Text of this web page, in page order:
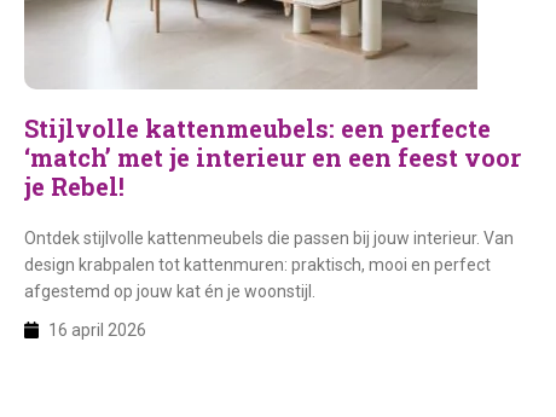
Stijlvolle kattenmeubels: een perfecte
‘match’ met je interieur en een feest voor
je Rebel!
Ontdek stijlvolle kattenmeubels die passen bij jouw interieur. Van
design krabpalen tot kattenmuren: praktisch, mooi en perfect
afgestemd op jouw kat én je woonstijl.
16 april 2026